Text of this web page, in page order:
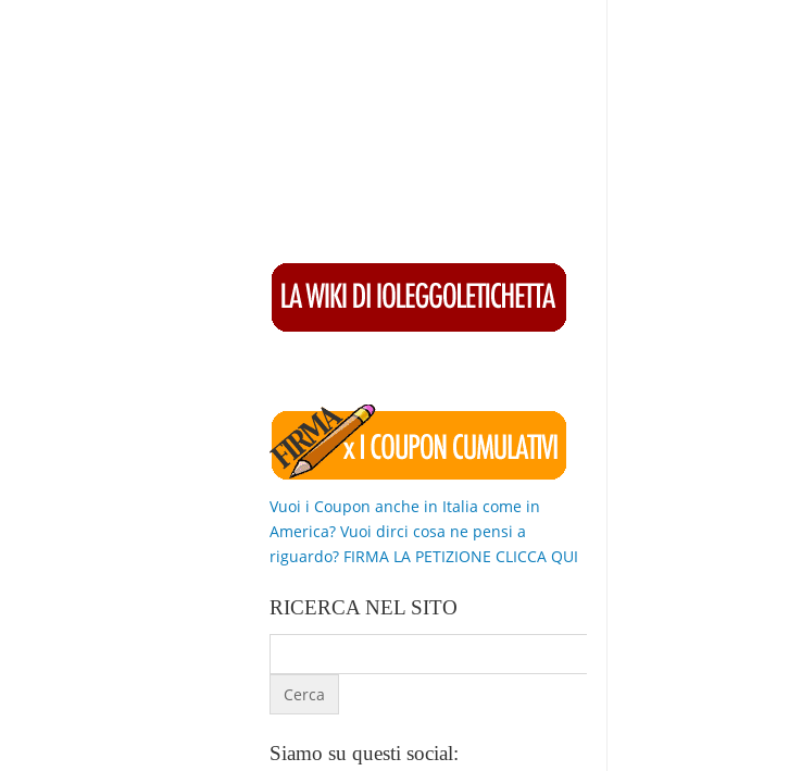
Vuoi i Coupon anche in Italia come in
America? Vuoi dirci cosa ne pensi a
riguardo? FIRMA LA PETIZIONE CLICCA QUI
RICERCA NEL SITO
Siamo su questi social: